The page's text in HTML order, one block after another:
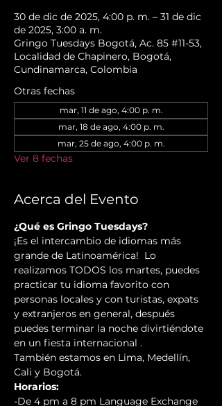
30 de dic de 2025, 4:00 p. m. – 31 de dic
de 2025, 3:00 a. m.
Gringo Tuesdays Bogotá, Ac. 85 #11-53,
Localidad de Chapinero, Bogotá,
Cundinamarca, Colombia
Otras fechas
mar, 11 de ago, 4:00 p. m.
mar, 18 de ago, 4:00 p. m.
mar, 25 de ago, 4:00 p. m.
Ver 8 fechas
Acerca del Evento
¿Qué es Gringo Tuesdays?
¡Es el intercambio de idiomas más
grande de Latinoamérica!  Lo
realizamos TODOS los martes, puedes
practicar tu idioma favorito con
personas locales y con turistas, expats
y extranjeros en general, después
puedes terminar la noche divirtiéndote
en un fiesta internacional .
También estamos en Lima, Medellín,
Cali y Bogotá.
Horarios:
-De 4 pm a 8 pm Language Exchange